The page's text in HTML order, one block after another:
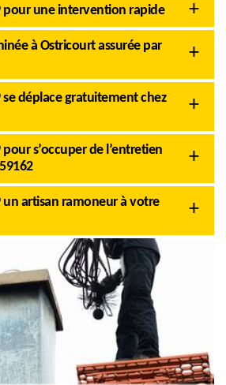
pour une intervention rapide
à Ostricourt assurée par
déplace gratuitement chez
s’occuper de l’entretien
un artisan ramoneur à votre